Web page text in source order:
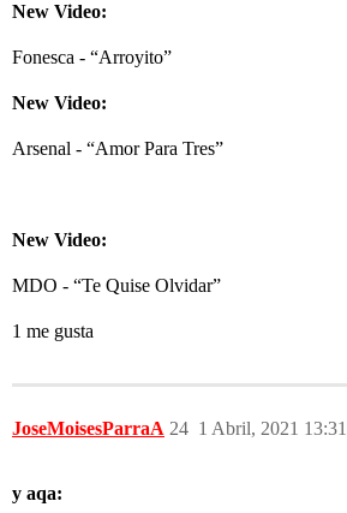
New Video:
Fonesca - “Arroyito”
New Video:
Arsenal - “Amor Para Tres”
New Video:
MDO - “Te Quise Olvidar”
1 me gusta
JoseMoisesParraA 1 Abril, 2021 13:31
24
y aqa: